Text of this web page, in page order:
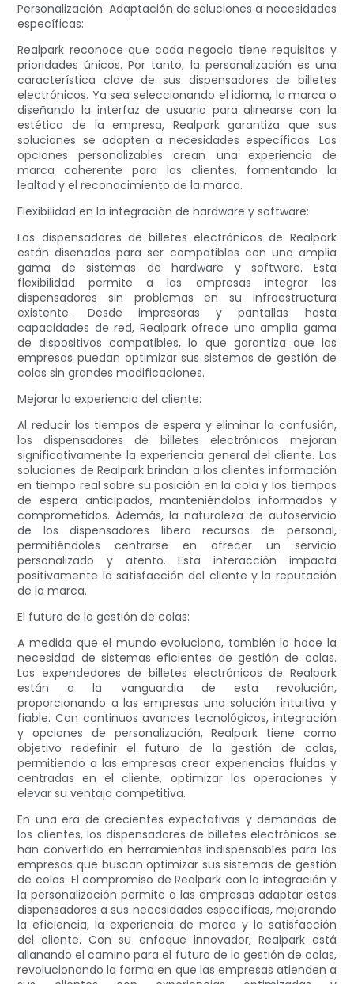
Personalización: Adaptación de soluciones a necesidades
específicas:
Realpark reconoce que cada negocio tiene requisitos y
prioridades únicos. Por tanto, la personalización es una
característica clave de sus dispensadores de billetes
electrónicos. Ya sea seleccionando el idioma, la marca o
diseñando la interfaz de usuario para alinearse con la
estética de la empresa, Realpark garantiza que sus
soluciones se adapten a necesidades específicas. Las
opciones personalizables crean una experiencia de
marca coherente para los clientes, fomentando la
lealtad y el reconocimiento de la marca.
Flexibilidad en la integración de hardware y software:
Los dispensadores de billetes electrónicos de Realpark
están diseñados para ser compatibles con una amplia
gama de sistemas de hardware y software. Esta
flexibilidad permite a las empresas integrar los
dispensadores sin problemas en su infraestructura
existente. Desde impresoras y pantallas hasta
capacidades de red, Realpark ofrece una amplia gama
de dispositivos compatibles, lo que garantiza que las
empresas puedan optimizar sus sistemas de gestión de
colas sin grandes modificaciones.
Mejorar la experiencia del cliente:
Al reducir los tiempos de espera y eliminar la confusión,
los dispensadores de billetes electrónicos mejoran
significativamente la experiencia general del cliente. Las
soluciones de Realpark brindan a los clientes información
en tiempo real sobre su posición en la cola y los tiempos
de espera anticipados, manteniéndolos informados y
comprometidos. Además, la naturaleza de autoservicio
de los dispensadores libera recursos de personal,
permitiéndoles centrarse en ofrecer un servicio
personalizado y atento. Esta interacción impacta
positivamente la satisfacción del cliente y la reputación
de la marca.
El futuro de la gestión de colas:
A medida que el mundo evoluciona, también lo hace la
necesidad de sistemas eficientes de gestión de colas.
Los expendedores de billetes electrónicos de Realpark
están a la vanguardia de esta revolución,
proporcionando a las empresas una solución intuitiva y
fiable. Con continuos avances tecnológicos, integración
y opciones de personalización, Realpark tiene como
objetivo redefinir el futuro de la gestión de colas,
permitiendo a las empresas crear experiencias fluidas y
centradas en el cliente, optimizar las operaciones y
elevar su ventaja competitiva.
En una era de crecientes expectativas y demandas de
los clientes, los dispensadores de billetes electrónicos se
han convertido en herramientas indispensables para las
empresas que buscan optimizar sus sistemas de gestión
de colas. El compromiso de Realpark con la integración y
la personalización permite a las empresas adaptar estos
dispensadores a sus necesidades específicas, mejorando
la eficiencia, la experiencia de marca y la satisfacción
del cliente. Con su enfoque innovador, Realpark está
allanando el camino para el futuro de la gestión de colas,
revolucionando la forma en que las empresas atienden a